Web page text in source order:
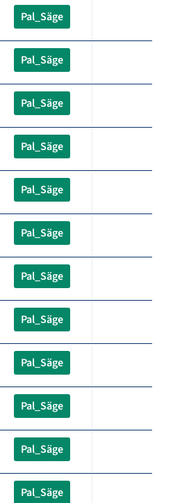
Pal_Säge
Pal_Säge
Pal_Säge
Pal_Säge
Pal_Säge
Pal_Säge
Pal_Säge
Pal_Säge
Pal_Säge
Pal_Säge
Pal_Säge
Pal_Säge